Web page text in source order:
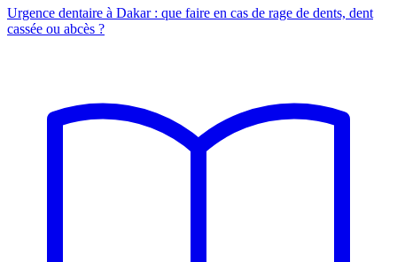
Urgence dentaire à Dakar : que faire en cas de rage de dents, dent
cassée ou abcès ?